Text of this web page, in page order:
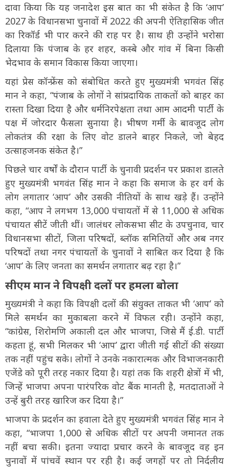
दावा किया कि यह जनादेश इस बात का भी संकेत है कि ‘आप’
2027 के विधानसभा चुनावों में 2022 की अपनी ऐतिहासिक जीत
का रिकॉर्ड भी पार करने की राह पर है। साथ ही उन्होंने भरोसा
दिलाया कि पंजाब के हर शहर, कस्बे और गांव में बिना किसी
भेदभाव के समान विकास किया जाएगा।
यहां प्रेस कॉन्फ्रेंस को संबोधित करते हुए मुख्यमंत्री भगवंत सिंह
मान ने कहा, “पंजाब के लोगों ने सांप्रदायिक ताकतों को बाहर का
रास्ता दिखा दिया है और धर्मनिरपेक्षता तथा आम आदमी पार्टी के
पक्ष में जोरदार फैसला सुनाया है। भीषण गर्मी के बावजूद लोग
लोकतंत्र की रक्षा के लिए वोट डालने बाहर निकले, जो बेहद
उत्साहजनक संकेत है।”
पिछले चार वर्षों के दौरान पार्टी के चुनावी प्रदर्शन पर प्रकाश डालते
हुए मुख्यमंत्री भगवंत सिंह मान ने कहा कि समाज के हर वर्ग के
लोग लगातार ‘आप’ और उसकी नीतियों के साथ खड़े हैं। उन्होंने
कहा, “आप ने लगभग 13,000 पंचायतों में से 11,000 से अधिक
पंचायत सीटें जीती थीं। जालंधर लोकसभा सीट के उपचुनाव, चार
विधानसभा सीटों, जिला परिषदों, ब्लॉक समितियों और अब नगर
परिषदों तथा नगर पंचायतों के चुनावों ने साबित कर दिया है कि
‘आप’ के लिए जनता का समर्थन लगातार बढ़ रहा है।”
सीएम मान ने विपक्षी दलों पर हमला बोला
मुख्यमंत्री ने कहा कि विपक्षी दलों की संयुक्त ताकत भी ‘आप’ को
मिले समर्थन का मुकाबला करने में विफल रही। उन्होंने कहा,
“कांग्रेस, शिरोमणि अकाली दल और भाजपा, जिसे मैं ई.डी. पार्टी
कहता हूं, सभी मिलकर भी ‘आप’ द्वारा जीती गई सीटों की संख्या
तक नहीं पहुंच सके। लोगों ने उनके नकारात्मक और विभाजनकारी
एजेंडे को पूरी तरह नकार दिया है। यहां तक कि शहरी क्षेत्रों में भी,
जिन्हें भाजपा अपना पारंपरिक वोट बैंक मानती है, मतदाताओं ने
उन्हें बुरी तरह खारिज कर दिया है।”
भाजपा के प्रदर्शन का हवाला देते हुए मुख्यमंत्री भगवंत सिंह मान ने
कहा, “भाजपा 1,000 से अधिक सीटों पर अपनी जमानत तक
नहीं बचा सकी। इतना ज्यादा प्रचार करने के बावजूद वह इन
चुनावों में पांचवें स्थान पर रही है। कई जगहों पर तो निर्दलीय